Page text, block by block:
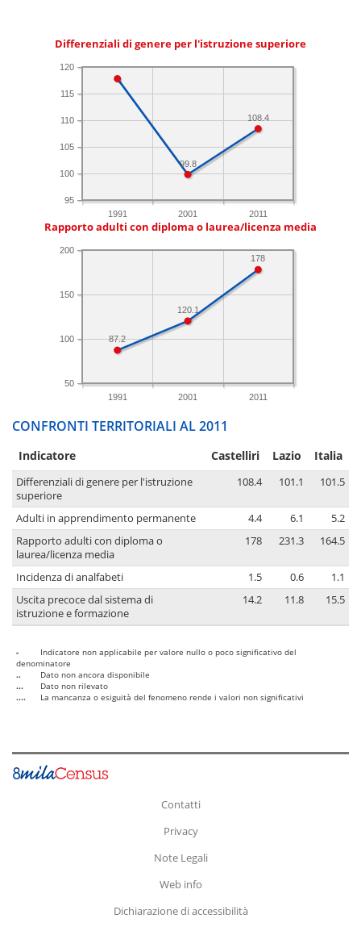
Differenziali di genere per l'istruzione superiore
1991 2001 2011
95
100
105
110
115
120
108.4
99.8
Rapporto adulti con diploma o laurea/licenza media
1991 2001 2011
50
100
150
200
178
120.1
87.2
CONFRONTI TERRITORIALI AL 2011
Indicatore Castelliri Lazio Italia
Differenziali di genere per l'istruzione
superiore
108.4 101.1 101.5
Adulti in apprendimento permanente 4.4 6.1
5.2
Rapporto adulti con diploma o
laurea/licenza media
178 231.3 164.5
Incidenza di analfabeti 1.5 0.6
1.1
Uscita precoce dal sistema di
istruzione e formazione
14.2 11.8 15.5
-
Indicatore non applicabile per valore nullo o poco significativo del
denominatore
..
Dato non ancora disponibile
...
Dato non rilevato
....
La mancanza o esiguità del fenomeno rende i valori non significativi
Contatti
Privacy
Note Legali
Web info
Dichiarazione di accessibilità